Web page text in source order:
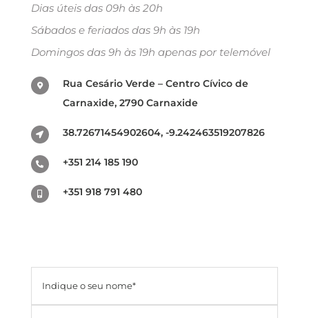
Dias úteis das 09h às 20h
Sábados e feriados das 9h às 19h
Domingos das 9h às 19h apenas por telemóvel
Rua Cesário Verde – Centro Cívico de
Carnaxide, 2790 Carnaxide
38.72671454902604, -9.242463519207826
+351 214 185 190
+351 918 791 480